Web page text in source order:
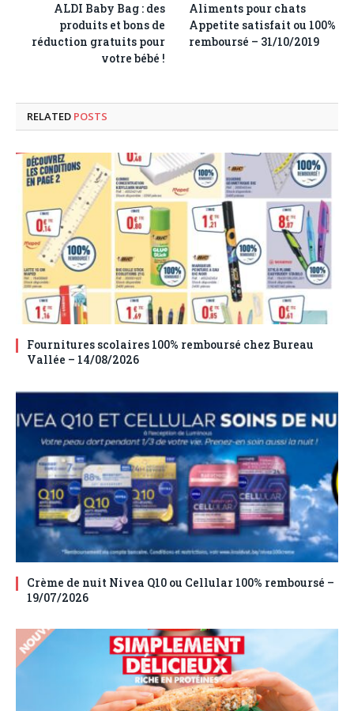
ALDI Baby Bag : des
produits et bons de
réduction gratuits pour
votre bébé !
Aliments pour chats
Appetite satisfait ou 100%
remboursé – 31/10/2019
RELATED POSTS
Fournitures scolaires 100% remboursé chez Bureau
Vallée – 14/08/2026
Crème de nuit Nivea Q10 ou Cellular 100% remboursé –
19/07/2026